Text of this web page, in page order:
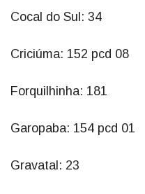
Cocal do Sul: 34
Criciúma: 152 pcd 08
Forquilhinha: 181
Garopaba: 154 pcd 01
Gravatal: 23